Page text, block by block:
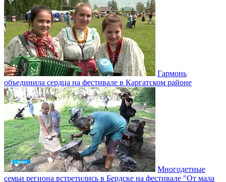
Гармонь
объединила сердца на фестивале в Каргатском районе
Многодетные
семьи региона встретились в Бердске на фестивале "От мала